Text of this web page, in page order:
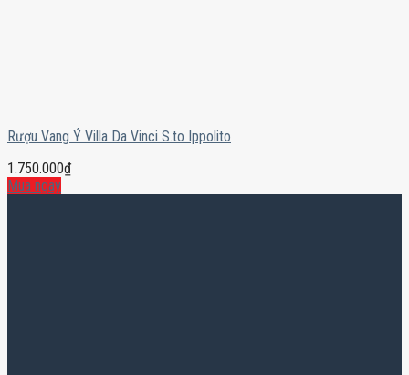
Rượu Vang Ý Villa Da Vinci S.to Ippolito
1.750.000₫
Mua ngay